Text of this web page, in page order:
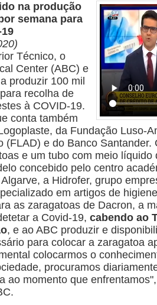
na produção
semana para
Técnico, o
Center (ABC) e
produzir 100 mil
recolha de
à COVID-19.
conta também
da Fundação Luso-
(FLAD) e do Banco Santander.
e um tubo com meio líquido
concebido pelo centro
a Hidrofer, grupo
em artigos de
as zaragatoas de Dacron, a
a Covid-19, cabendo ao
, e ao ABC produzir e
para colocar a zaragatoa
colocarmos o
procuramos
ao momento que